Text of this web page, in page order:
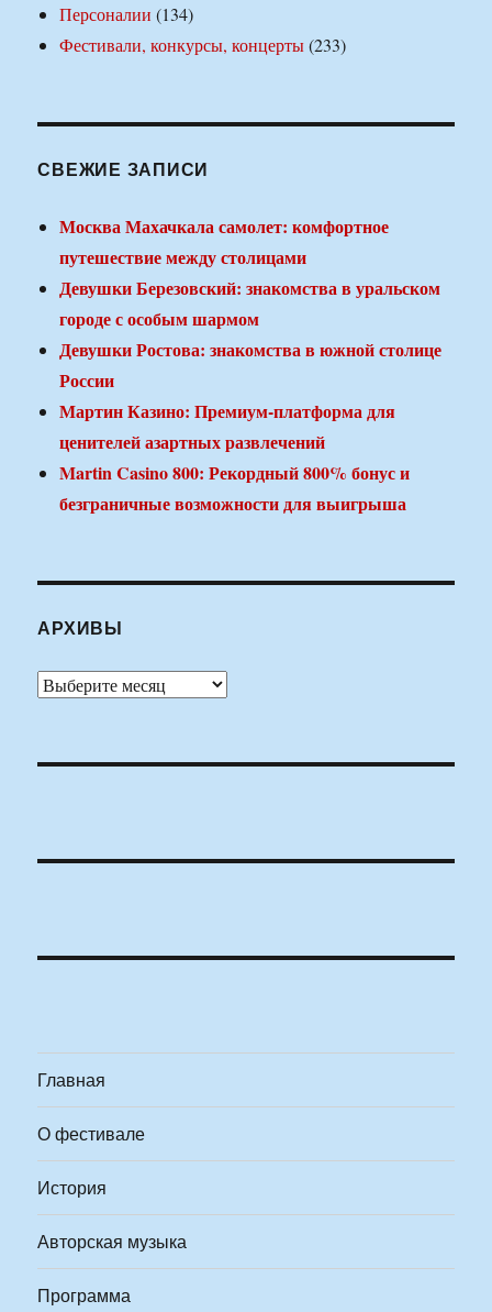
Персоналии (134)
Фестивали, конкурсы, концерты(233)
СВЕЖИЕ ЗАПИСИ
Москва Махачкала самолет: комфортное
путешествие между столицами
Девушки Березовский: знакомства в уральском
городе с особым шармом
Девушки Ростова: знакомства в южной столице
России
Мартин Казино: Премиум-платформа для
ценителей азартных развлечений
Martin Casino 800: Рекордный 800% бонус и
безграничные возможности для выигрыша
АРХИВЫ
Архивы
Главная
О фестивале
История
Авторская музыка
Программа